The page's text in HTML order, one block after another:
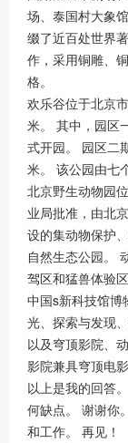
场、泰国村大象
缀了近百处世界
作，采用铜雕、
格。
欢乐谷位于北京
米。 其中，园区
式开园。 园区二
米。 该公园由七
北京野生动物园
业局批准，由北
设的集动物保护
自然生态公园。
驾区和猛兽体验区
中国s新科技馆博
光、探索与发现
以及穹顶影院、
影院兼具穹顶电
以上是我的回答
何缺点。 谢谢你
和工作。 再见！